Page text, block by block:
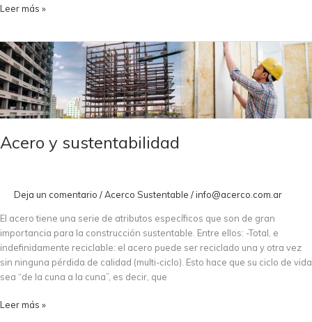
Leer más »
Acero y sustentabilidad
Deja un comentario /Acerco Sustentable / info@acerco.com.ar
El acero tiene una serie de atributos específicos que son de gran
importancia para la construcción sustentable. Entre ellos: -Total, e
indefinidamente reciclable: el acero puede ser reciclado una y otra vez
sin ninguna pérdida de calidad (multi-ciclo). Esto hace que su ciclo de vida
sea “de la cuna a la cuna”, es decir, que
Acero
y
sustentabilidad
Leer más »